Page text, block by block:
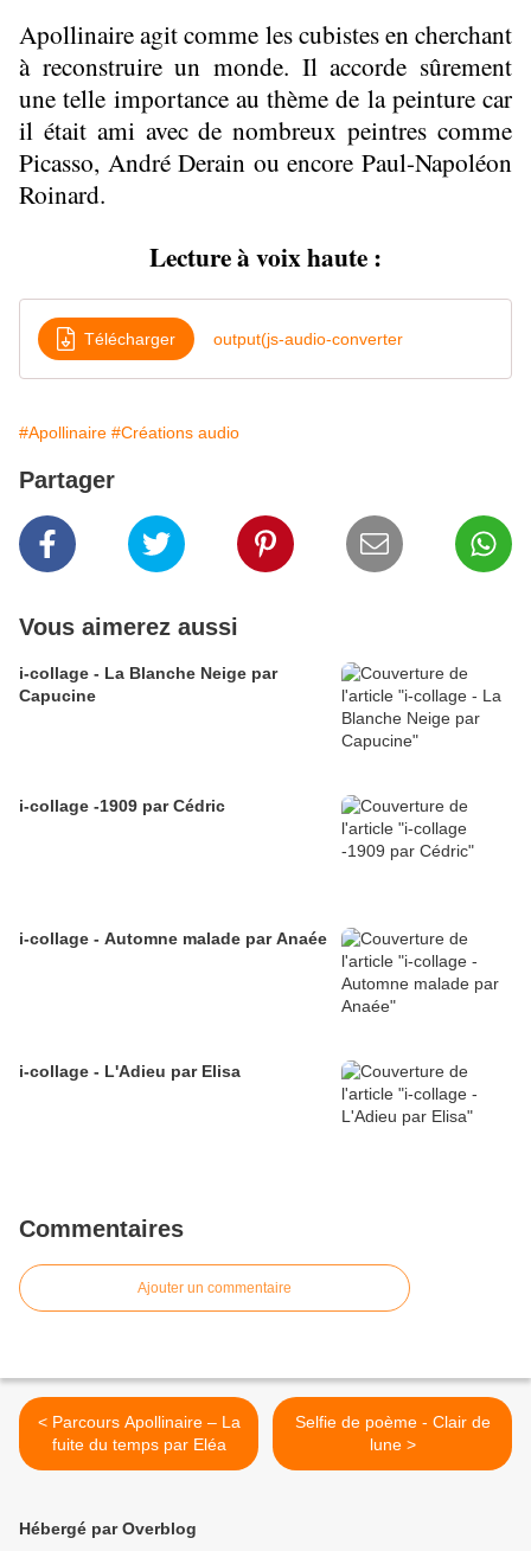
Apollinaire agit comme les cubistes en cherchant
à reconstruire un monde. Il accorde sûrement
une telle importance au thème de la peinture car
il était ami avec de nombreux peintres comme
Picasso, André Derain ou encore Paul-Napoléon
Roinard.
Lecture à voix haute :
Télécharger output(js-audio-converter
#Apollinaire #Créations audio
Partager
Vous aimerez aussi
i-collage - La Blanche Neige par
Capucine
i-collage -1909 par Cédric
i-collage - Automne malade par Anaée
i-collage - L'Adieu par Elisa
Commentaires
Ajouter un commentaire
< Parcours Apollinaire – La
fuite du temps par Eléa
Selfie de poème - Clair de
lune >
Hébergé par Overblog